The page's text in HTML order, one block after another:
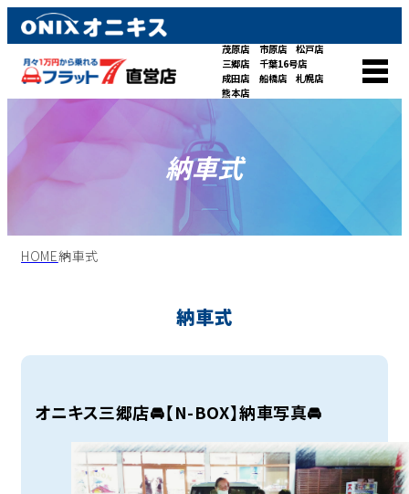
茂原店 市原店
松戸店
三郷店
千葉16号店
成田店
船橋店
札幌店
熊本店
納車式
HOME納車式
納車式
オニキス三郷店🚘【N-BOX】納車写真🚘